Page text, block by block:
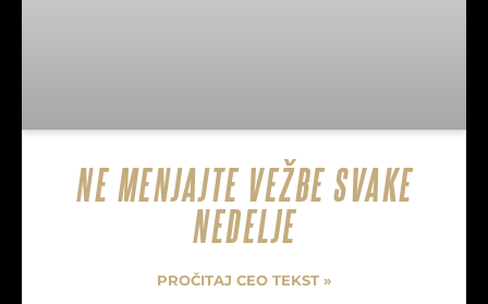
NE MENJAJTE VEŽBE SVAKE
NEDELJE
PROČITAJ CEO TEKST »